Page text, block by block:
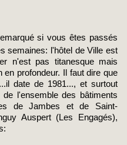
si vous êtes passés
semaines: l'hôtel de Ville est
n'est pas titanesque mais
en profondeur. Il faut dire que
date de 1981..., et surtout
l'ensemble des bâtiments
de Jambes et de Saint-
Auspert (Les Engagés),